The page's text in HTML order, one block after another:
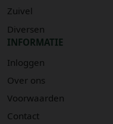
Zuivel
Diversen
INFORMATIE
Inloggen
Over ons
Voorwaarden
Contact